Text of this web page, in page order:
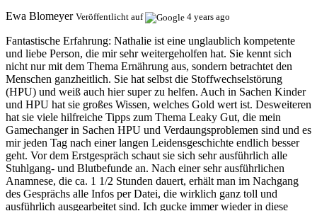
Ewa Blomeyer Veröffentlicht auf 4 years ago
Fantastische Erfahrung: Nathalie ist eine unglaublich kompetente
und liebe Person, die mir sehr weitergeholfen hat. Sie kennt sich
nicht nur mit dem Thema Ernährung aus, sondern betrachtet den
Menschen ganzheitlich. Sie hat selbst die Stoffwechselstörung
(HPU) und weiß auch hier super zu helfen. Auch in Sachen Kinder
und HPU hat sie großes Wissen, welches Gold wert ist. Desweiteren
hat sie viele hilfreiche Tipps zum Thema Leaky Gut, die mein
Gamechanger in Sachen HPU und Verdaungsproblemen sind und es
mir jeden Tag nach einer langen Leidensgeschichte endlich besser
geht. Vor dem Erstgespräch schaut sie sich sehr ausführlich alle
Stuhlgang- und Blutbefunde an. Nach einer sehr ausführlichen
Anamnese, die ca. 1 1/2 Stunden dauert, erhält man im Nachgang
des Gesprächs alle Infos per Datei, die wirklich ganz toll und
ausführlich ausgearbeitet sind. Ich gucke immer wieder in diese